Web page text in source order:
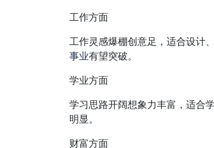
工作方面
工作灵感爆棚创意足，适合设计
事业有望突破。
学业方面
学习思路开阔想象力丰富，适合
明显。
财富方面